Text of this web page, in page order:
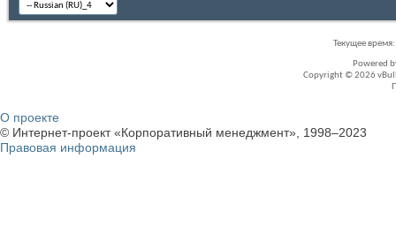
Текущее время:
Powered
Copyright © 2026
О проекте
© Интернет-проект «Корпоративный менеджмент», 1998–2023
Правовая информация